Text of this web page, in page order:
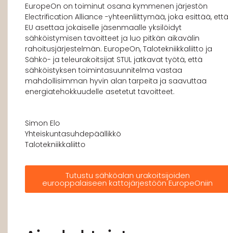
EuropeOn on toiminut osana kymmenen järjestön
Electrification Alliance -yhteenliittymää, joka esittää, että
EU asettaa jokaiselle jäsenmaalle yksilöidyt
sähköistymisen tavoitteet ja luo pitkän aikavälin
rahoitusjärjestelmän. EuropeOn, Talotekniikkaliitto ja
Sähkö- ja teleurakoitsijat STUL jatkavat työtä, että
sähköistyksen toimintasuunnitelma vastaa
mahdollisimman hyvin alan tarpeita ja saavuttaa
energiatehokkuudelle asetetut tavoitteet.
Simon Elo
Yhteiskuntasuhdepäällikkö
Talotekniikkaliitto
Tutustu sähköalan urakoitsijoiden
eurooppalaiseen kattojärjestöön EuropeOniin